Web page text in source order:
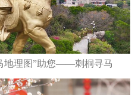
地理图”助您——刺桐寻马